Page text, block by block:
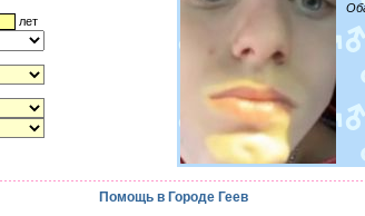
лет
Помощь в Городе Геев